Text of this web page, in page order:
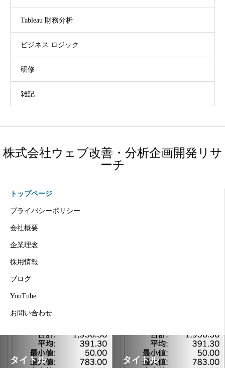
Tableau 財務分析
ビジネス ロジック
研修
雑記
株式会社ウェブ改善・分析企画開発リサ
ーチ
トップページ
プライバシーポリシー
会社概要
企業理念
採用情報
ブログ
YouTube
お問い合わせ
タイトル タイトル